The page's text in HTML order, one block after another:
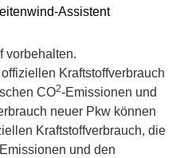
Assistent
vorbehalten.
Kraftstoffverbrauch
CO2-Emissionen und
neuer Pkw können
Kraftstoffverbrauch, die
und den